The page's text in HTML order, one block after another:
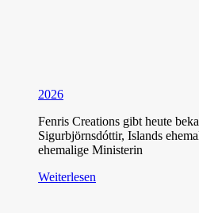
2026
Fenris Creations gibt heute
Sigurbjörnsdóttir, Islands
ehemalige Ministerin
Weiterlesen